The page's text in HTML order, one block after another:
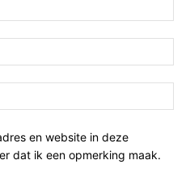
en website in deze
dat ik een opmerking maak.